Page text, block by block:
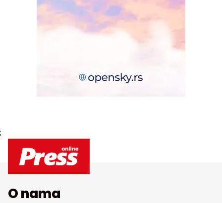
;
O nama